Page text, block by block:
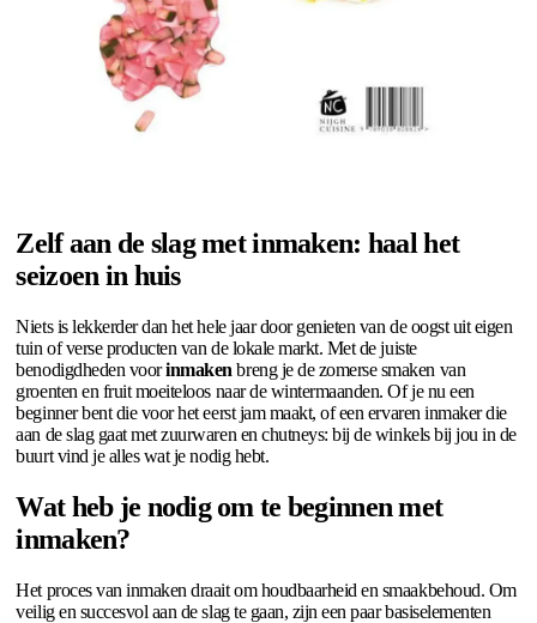
Zelf aan de slag met inmaken: haal het
seizoen in huis
Niets is lekkerder dan het hele jaar door genieten van de oogst uit eigen
tuin of verse producten van de lokale markt. Met de juiste
benodigdheden voorinmaken breng je de zomerse smaken van
groenten en fruit moeiteloos naar de wintermaanden. Of je nu een
beginner bent die voor het eerst jam maakt, of een ervaren inmaker die
aan de slag gaat met zuurwaren en chutneys: bij de winkels bij jou in de
buurt vind je alles wat je nodig hebt.
Wat heb je nodig om te beginnen met
inmaken?
Het proces van inmaken draait om houdbaarheid en smaakbehoud. Om
veilig en succesvol aan de slag te gaan, zijn een paar basiselementen